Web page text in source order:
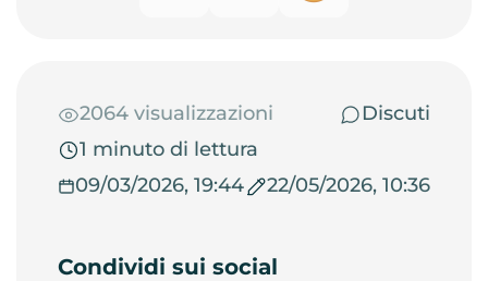
2064 visualizzazioni
Discuti
1 minuto di lettura
09/03/2026, 19:44
22/05/2026, 10:36
Condividi sui social